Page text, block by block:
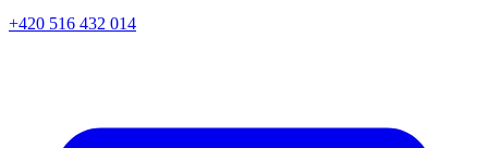
+420 516 432 014